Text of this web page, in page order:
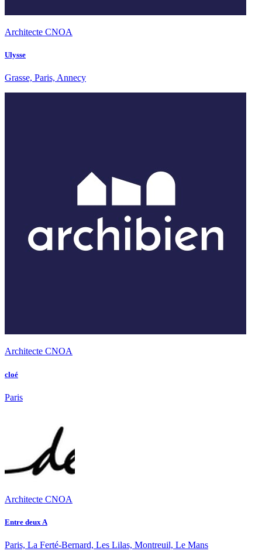
Architecte CNOA
Ulysse
Grasse, Paris, Annecy
Architecte CNOA
cloé
Paris
Architecte CNOA
Entre deux A
Paris, La Ferté-Bernard, Les Lilas, Montreuil, Le Mans